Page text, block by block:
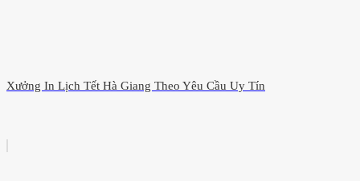
Xưởng In Lịch Tết Hà Giang Theo Yêu Cầu Uy Tín